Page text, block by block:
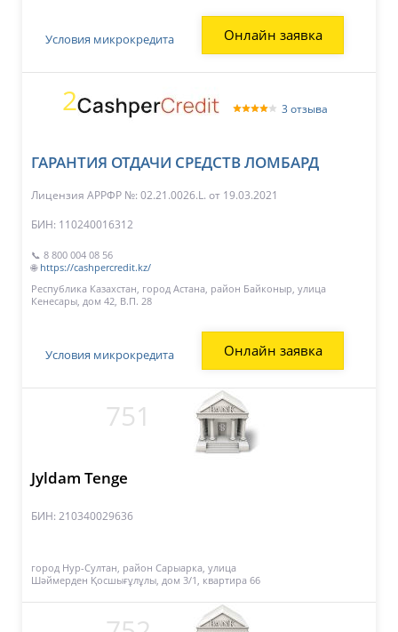
Онлайн заявка
Условия микрокредита
2 3 отзыва
ГАРАНТИЯ ОТДАЧИ СРЕДСТВ ЛОМБАРД
Лицензия АРРФР №: 02.21.0026.L. от 19.03.2021
БИН: 110240016312
📞 8 800 004 08 56
🌐 https://cashpercredit.kz/
Республика Казахстан, город Астана, район Байконыр, улица
Кенесары, дом 42, В.П. 28
Онлайн заявка
Условия микрокредита
751
Jyldam Tenge
БИН: 210340029636
город Нур-Султан, район Сарыарка, улица
Шәймерден Қосшығұлұлы, дом 3/1, квартира 66